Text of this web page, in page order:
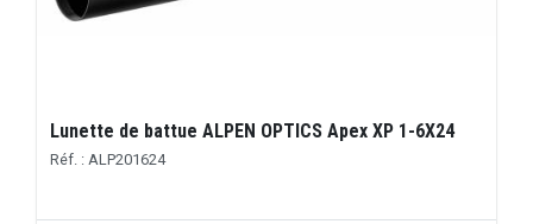
Lunette de battue ALPEN OPTICS Apex XP 1-6X24
Réf. : ALP201624